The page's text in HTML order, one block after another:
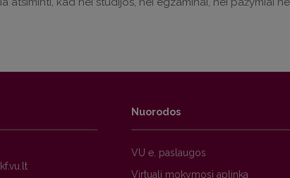
Nuorodos
VU e. paslaugos
Virtuali mokymosi aplinka